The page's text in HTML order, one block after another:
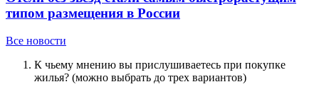
типом размещения в России
Все новости
К чьему мнению вы прислушиваетесь при покупке
жилья? (можно выбрать до трех вариантов)